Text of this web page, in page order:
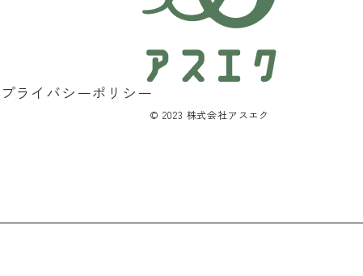
プライバシーポリシー
©︎ 2023 株式会社アスエク